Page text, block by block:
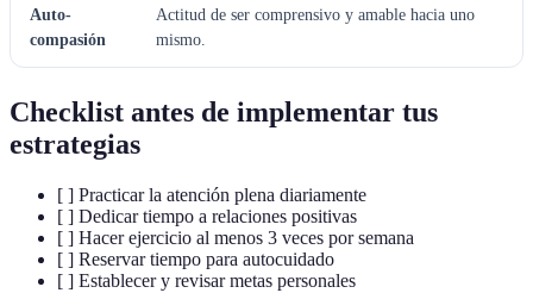
Auto-
compasión
Actitud de ser comprensivo y amable hacia uno
mismo.
Checklist antes de implementar tus
estrategias
[ ] Practicar la atención plena diariamente
[ ] Dedicar tiempo a relaciones positivas
[ ] Hacer ejercicio al menos 3 veces por semana
[ ] Reservar tiempo para autocuidado
[ ] Establecer y revisar metas personales